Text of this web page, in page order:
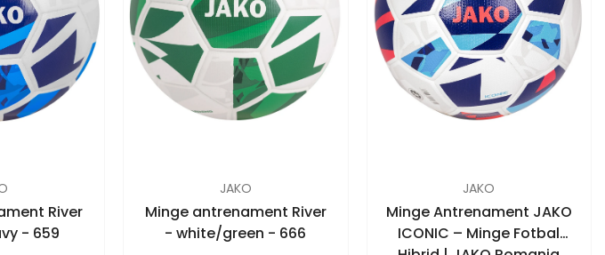
River
- 659
JAKO
Minge antrenament River
- white/green - 666
JAKO
Minge Antrenament JAKO
ICONIC – Minge Fotbal